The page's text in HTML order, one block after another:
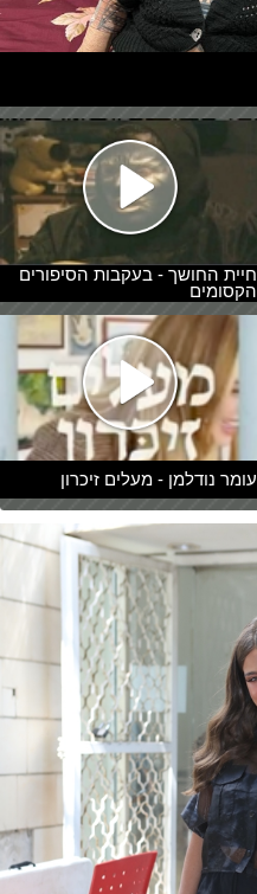
חיית החושך - בעקבות הסיפורים
הקסומים
עומר נודלמן - מעלים זיכרון